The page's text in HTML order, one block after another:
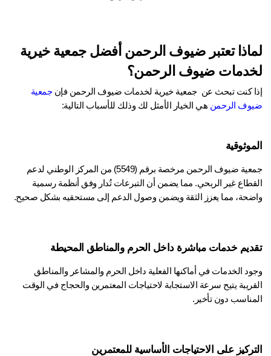
لماذا تعتبر ضيوف الرحمن أفضل جمعية خيرية
ضيوف الرحمن؟
كنت تبحث عن  جمعية خيرية لخدمات ضيوف الرحمن فإن جمعية
الرحمن هي الخيار الأمثل لك وذلك للأسباب التالية:
جمعية ضيوف الرحمن مرخصة برقم (5549) من المركز الوطني لدعم
القطاع غير الربحي. مما يضمن أن التبرعات تُدار وفق أنظمة رسمية
مما يعزز الثقة ويضمن وصول الدعم إلى مستحقيه بشكل صحيح.
خدمات مباشرة داخل الحرم والمناطق المحيطة
وجود الخدمات في أماكنها الفعلية داخل الحرم والمشاعر والمناطق
القريبة يتيح سرعة الاستجابة لاحتياجات المعتمرين والحجاج في الوقت
دون تأخير.
على الاحتياجات الأساسية للمعتمرين